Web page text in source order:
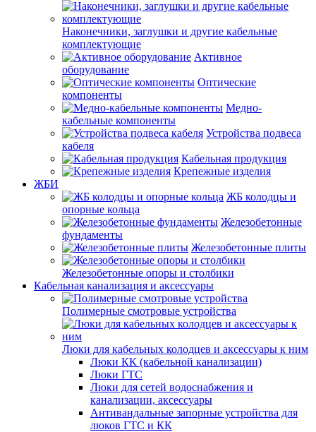
Наконечники, заглушки и другие кабельные
комплектующие
Активное
оборудование
Оптические
компоненты
Медно-
кабельные компоненты
Устройства подвеса
кабеля
Кабельная продукция
Крепежные изделия
ЖБИ
ЖБ колодцы и
опорные кольца
Железобетонные
фундаменты
Железобетонные плиты
Железобетонные опоры и столбики
Кабельная канализация и аксессуары
Полимерные смотровые устройства
Люки для кабельных колодцев и аксессуары к ним
Люки КК (кабельной канализации)
Люки ГТС
Люки для сетей водоснабжения и
канализации, аксессуары
Антивандальные запорные устройства для
люков ГТС и КК